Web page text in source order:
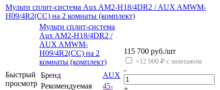
Мульти сплит-система Aux AM2-H18/4DR2 / AUX AMWM-
H09/4R2(CC) на 2 комнаты (комплект)
Быстрый
просмотр
Мульти сплит-система
Aux AM2-H18/4DR2 /
AUX AMWM-
H09/4R2(CC) на 2
комнаты (комплект)
Бренд
AUX
Рекомендуемая
45-
115 700 руб./шт
+12 000 ₽ с монтажом
-